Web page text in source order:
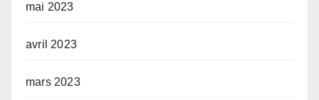
mai 2023
avril 2023
mars 2023